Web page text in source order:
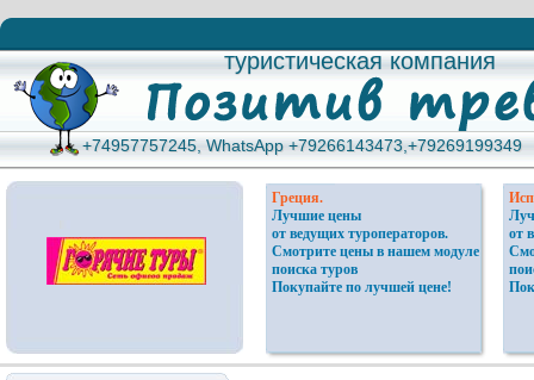
туристическая компания
туристическая компания
+74957757245, WhatsApp +79266143473,+79269199349
+74957757245, WhatsApp +79266143473,+79269199349
Греция.
Лучшие цены
от ведущих туроператоров.
Смотрите цены в нашем модуле
поиска туров
Покупайте по лучшей цене!
от